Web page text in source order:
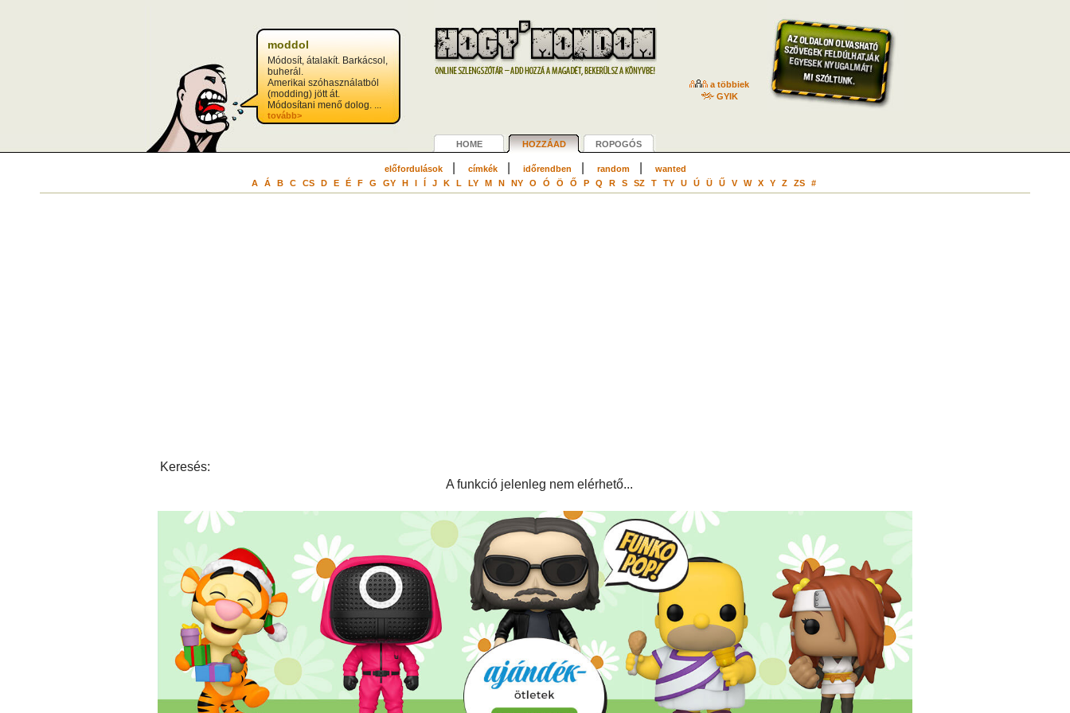
moddol
Módosít, átalakít. Barkácsol,
buherál.
Amerikai szóhasználatból
(modding) jött át.
Módosítani menő dolog. ...
tovább>
a többiek
GYIK
HOME HOZZÁAD ROPOGÓS
előfordulások| címkék| időrendben random|
wanted
A
Á B C CS D E É F G GY H I Í J K L LY M N NY O Ó Ö Ő P Q R S SZ T TY U Ú Ü Ű V W X Y Z ZS #
Keresés:
A funkció jelenleg nem elérhető...